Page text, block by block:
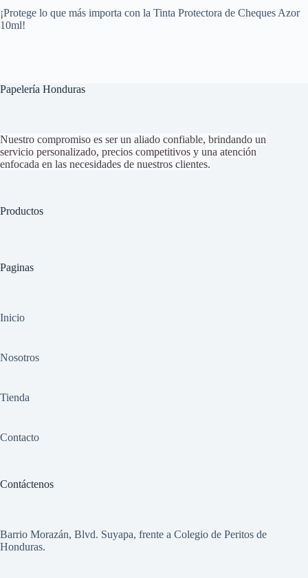
¡Protege lo que más importa con la Tinta Protectora de Cheques Azor
10ml!
Papelería Honduras
Nuestro compromiso es ser un aliado confiable, brindando un
servicio personalizado, precios competitivos y una atención
enfocada en las necesidades de nuestros clientes.
Productos
Paginas
Inicio
Nosotros
Tienda
Contacto
Contáctenos
Barrio Morazán, Blvd. Suyapa, frente a Colegio de Peritos de
Honduras.